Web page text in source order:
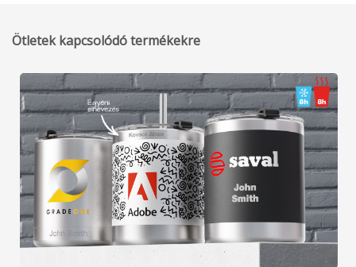
Ötletek kapcsolódó termékekre